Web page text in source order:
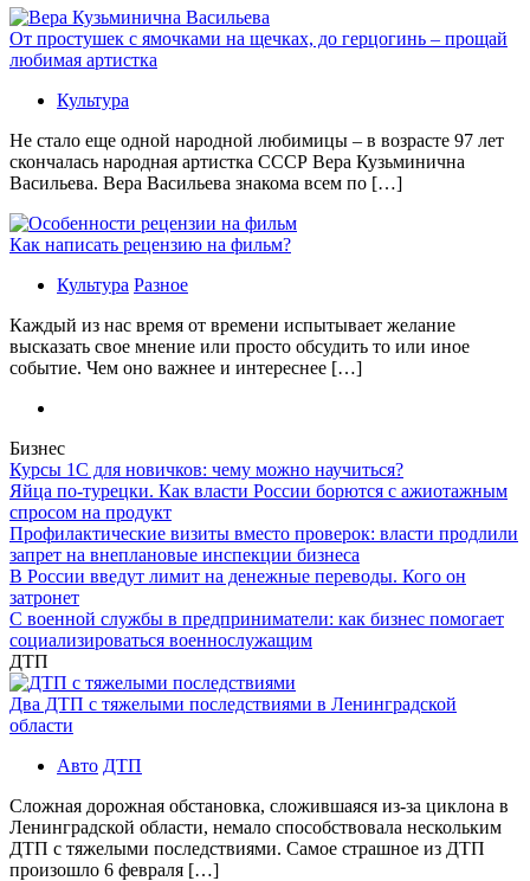
От простушек с ямочками на щечках, до герцогинь – прощай
любимая артистка
Культура
Не стало еще одной народной любимицы – в возрасте 97 лет
скончалась народная артистка СССР Вера Кузьминична
Васильева. Вера Васильева знакома всем по […]
Как написать рецензию на фильм?
Культура Разное
Каждый из нас время от времени испытывает желание
высказать свое мнение или просто обсудить то или иное
событие. Чем оно важнее и интереснее […]
Бизнес
Курсы 1С для новичков: чему можно научиться?
Яйца по-турецки. Как власти России борются с ажиотажным
спросом на продукт
Профилактические визиты вместо проверок: власти продлили
запрет на внеплановые инспекции бизнеса
В России введут лимит на денежные переводы. Кого он
затронет
С военной службы в предприниматели: как бизнес помогает
социализироваться военнослужащим
ДТП
Два ДТП с тяжелыми последствиями в Ленинградской
области
Авто ДТП
Сложная дорожная обстановка, сложившаяся из-за циклона в
Ленинградской области, немало способствовала нескольким
ДТП с тяжелыми последствиями. Самое страшное из ДТП
произошло 6 февраля […]